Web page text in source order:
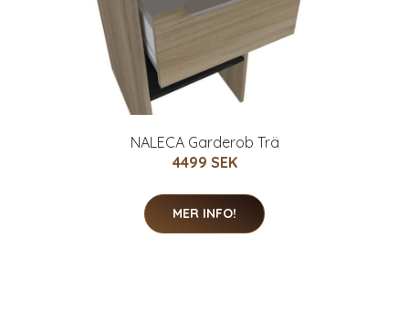
NALECA Garderob Trä
4499 SEK
MER INFO!